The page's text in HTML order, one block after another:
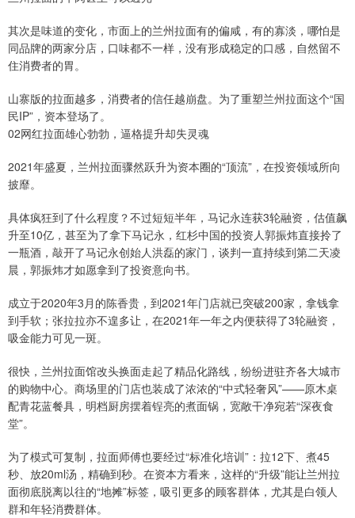
其次是味道的变化，市面上的兰州拉面有的偏咸，有的寡淡，哪怕是
同品牌的两家分店，口味都不一样，没有形成稳定的口感，自然留不
住消费者的胃。
山寨版的拉面越多，消费者的信任越崩盘。为了重塑兰州拉面这个“国
民IP”，资本登场了。
02网红拉面雄心勃勃，逼格提升却失灵魂
2021年盛夏，兰州拉面骤然跃升为资本圈的“顶流”，在投资领域所向
披靡。
具体疯狂到了什么程度？不过短短半年，马记永连获3轮融资，估值飙
升至10亿，甚至为了拿下马记永，红杉中国的投资人郭振炜直接拎了
一瓶酒，敲开了马记永创始人洪磊的家门，谈判一直持续到第二天凌
晨，郭振炜才如愿拿到了投资意向书。
成立于2020年3月的陈香贵，到2021年门店就已突破200家，拿钱拿
到手软；张拉拉亦不遑多让，在2021年一年之内便获得了3轮融资，
吸金能力可见一斑。
很快，兰州拉面馆改头换面走起了精品化路线，纷纷进驻齐各大城市
的购物中心。商场里的门店也装成了浓浓的“中式轻奢风”——原木桌
配青花蓝餐具，明档厨房摆着锃亮的煮面锅，宽敞干净宛若“深夜食
堂”。
为了模式可复制，拉面师傅也要经过“标准化培训”：拉12下、煮45
秒、放20ml汤，精确到秒。在资本方看来，这样的“升级”能让兰州拉
面彻底脱离以往的“地摊”标签，吸引更多的顾客群体，尤其是白领人
群和年轻消费群体。